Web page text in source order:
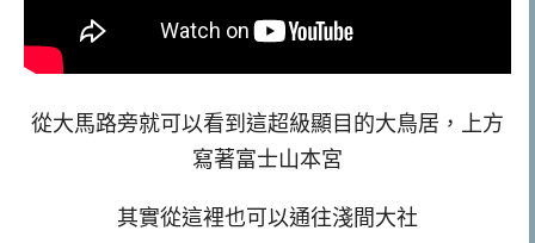
從大馬路旁就可以看到這超級顯目的大鳥居，上方
寫著富士山本宮
其實從這裡也可以通往淺間大社